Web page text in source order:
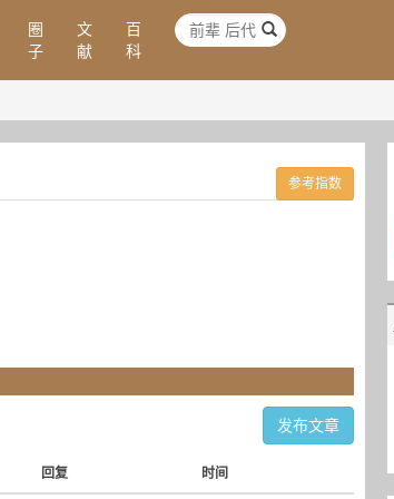
圈
子
文
献
百
科
参考指数
发布文章
回复 时间